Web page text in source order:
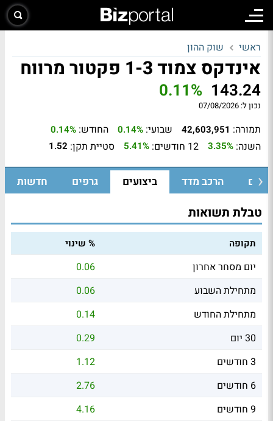
ראשי שוק ההון
אינדקס צמוד 1-3 פקטור מרווח
143.24
0.11%
נכון ל: 07/08/2026
תמורה: 42,603,951 שבועי: 0.14% החודש: 0.14%
השנה: 3.35% 12 חודשים: 5.41% סטיית תקן: 1.52
הרכב מדד ביצועים גרפים חדשות
טבלת תשואות
תקופה % שינוי
יום מסחר אחרון
0.06
מתחילת השבוע
0.06
מתחילת החודש
0.14
30 יום
0.29
3 חודשים
1.12
6 חודשים
2.76
9 חודשים
4.16